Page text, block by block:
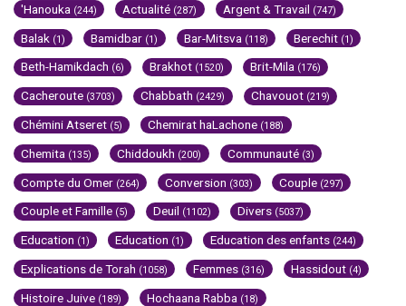
'Hanouka (244) Actualité (287) Argent & Travail (747)
Balak (1) Bamidbar (1) Bar-Mitsva (118) Berechit (1)
Beth-Hamikdach (6) Brakhot (1520) Brit-Mila (176)
Cacheroute (3703) Chabbath (2429) Chavouot (219)
Chémini Atseret (5) Chemirat haLachone (188)
Chemita (135) Chiddoukh (200) Communauté (3)
Compte du Omer (264) Conversion (303) Couple (297)
Couple et Famille (5) Deuil (1102) Divers (5037)
Education (1) Education (1) Education des enfants (244)
Explications de Torah (1058) Femmes (316) Hassidout (4)
Histoire Juive (189) Hochaana Rabba (18)